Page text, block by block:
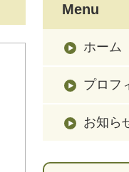
Menu
ホーム
プロフ
お知ら